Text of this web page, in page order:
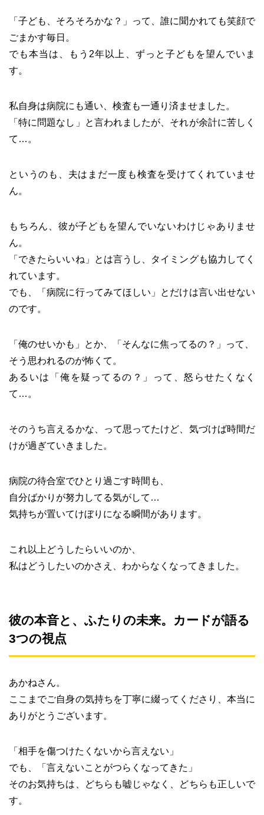
「子ども、そろそろかな？」って、誰に聞かれても笑顔で
ごまかす毎日。
でも本当は、もう2年以上、ずっと子どもを望んでいま
す。
私自身は病院にも通い、検査も一通り済ませました。
「特に問題なし」と言われましたが、それが余計に苦しく
て…。
というのも、夫はまだ一度も検査を受けてくれていませ
ん。
もちろん、彼が子どもを望んでいないわけじゃありませ
ん。
「できたらいいね」とは言うし、タイミングも協力してく
れています。
でも、「病院に行ってみてほしい」とだけは言い出せない
のです。
「俺のせいかも」とか、「そんなに焦ってるの？」って、
そう思われるのが怖くて。
あるいは「俺を疑ってるの？」って、怒らせたくなく
て…。
そのうち言えるかな、って思ってたけど、気づけば時間だ
けが過ぎていきました。
病院の待合室でひとり過ごす時間も、
自分ばかりが努力してる気がして…
気持ちが置いてけぼりになる瞬間があります。
これ以上どうしたらいいのか、
私はどうしたいのかさえ、わからなくなってきました。
彼の本音と、ふたりの未来。カードが語る
3つの視点
あかねさん。
ここまでご自身の気持ちを丁寧に綴ってくださり、本当に
ありがとうございます。
「相手を傷つけたくないから言えない」
でも、「言えないことがつらくなってきた」
そのお気持ちは、どちらも嘘じゃなく、どちらも正しいで
す。